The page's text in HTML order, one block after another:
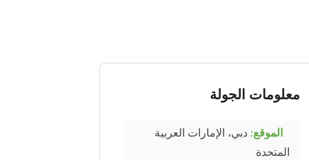
معلومات الجولة
الموقع: دبي، الإمارات العربية
المتحدة